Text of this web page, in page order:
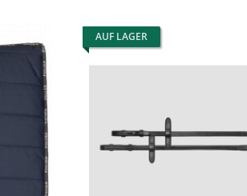
AUF LAGER